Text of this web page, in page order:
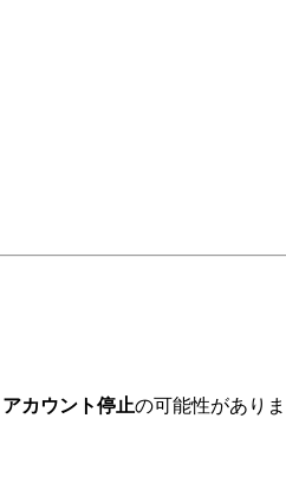
アカウント停止の可能性があり